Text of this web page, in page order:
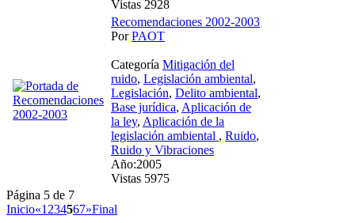
Vistas 2928
Recomendaciones 2002-2003
PorPAOT
Categoría Mitigación del
ruido, Legislación ambiental,
Legislación, Delito ambiental,
Base jurídica, Aplicación de
la ley, Aplicación de la
legislación ambiental , Ruido,
Ruido y Vibraciones
Año:2005
Vistas 5975
Página 5 de 7
Inicio«1 234567»Final